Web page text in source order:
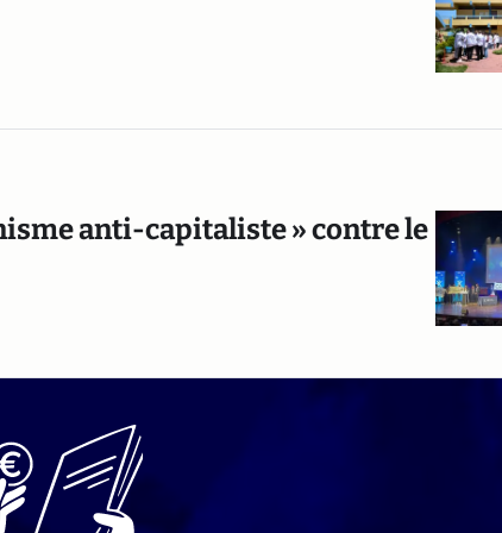
anti-capitaliste » contre le